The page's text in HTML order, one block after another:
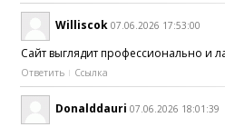
Williscok 07.06.2026 17:53:00
Сайт выглядит профессионально и
Ответить Ссылка
Donalddauri 07.06.2026 18:01:39